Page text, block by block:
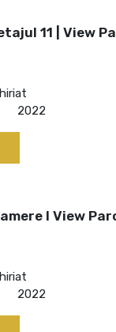
11 | View
2022
I View
2022